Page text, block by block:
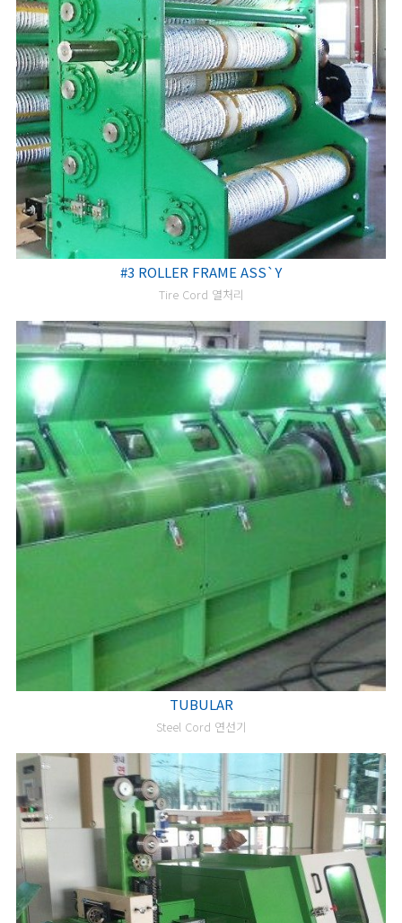
#3 ROLLER FRAME ASS`Y
Tire Cord 열처리
TUBULAR
Steel Cord 연선기